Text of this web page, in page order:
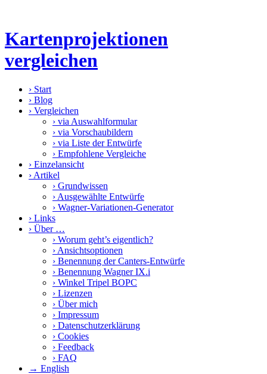
Kartenprojektionen
vergleichen
› Start
› Blog
› Vergleichen
› via Auswahlformular
› via Vorschaubildern
› via Liste der Entwürfe
› Empfohlene Vergleiche
› Einzelansicht
› Artikel
› Grundwissen
› Ausgewählte Entwürfe
› Wagner-Variationen-Generator
› Links
› Über …
› Worum geht’s eigentlich?
› Ansichtsoptionen
› Benennung der Canters-Entwürfe
› Benennung Wagner IX.i
› Winkel Tripel BOPC
› Lizenzen
› Über mich
› Impressum
› Datenschutzerklärung
› Cookies
› Feedback
› FAQ
→ English